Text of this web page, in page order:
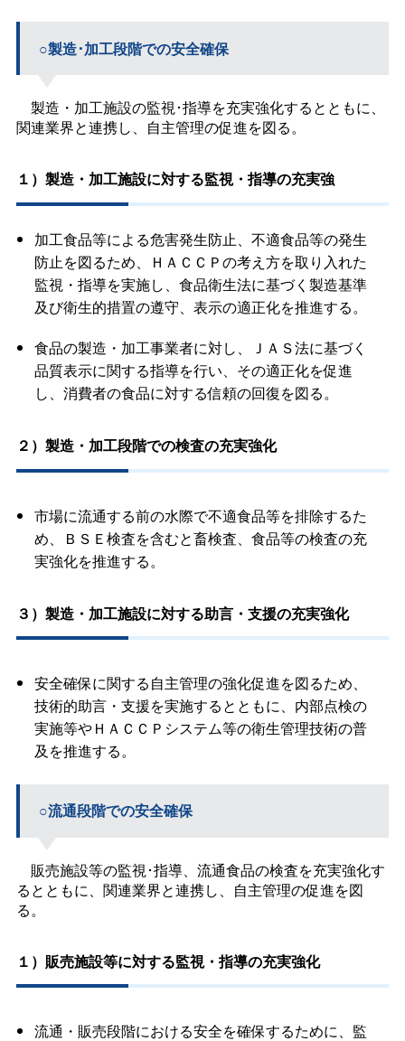
○製造･加工段階での安全確保
製造・加工施設の監視･指導を充実強化するとともに、
関連業界と連携し、自主管理の促進を図る。
１）製造・加工施設に対する監視・指導の充実強
加工食品等による危害発生防止、不適食品等の発生
防止を図るため、ＨＡＣＣＰの考え方を取り入れた
監視・指導を実施し、食品衛生法に基づく製造基準
及び衛生的措置の遵守、表示の適正化を推進する。
食品の製造・加工事業者に対し、ＪＡＳ法に基づく
品質表示に関する指導を行い、その適正化を促進
し、消費者の食品に対する信頼の回復を図る。
２）製造・加工段階での検査の充実強化
市場に流通する前の水際で不適食品等を排除するた
め、ＢＳＥ検査を含むと畜検査、食品等の検査の充
実強化を推進する。
３）製造・加工施設に対する助言・支援の充実強化
安全確保に関する自主管理の強化促進を図るため、
技術的助言・支援を実施するとともに、内部点検の
実施等やＨＡＣＣＰシステム等の衛生管理技術の普
及を推進する。
○流通段階での安全確保
販売施設等の監視･指導、流通食品の検査を充実強化す
るとともに、関連業界と連携し、自主管理の促進を図
る。
１）販売施設等に対する監視・指導の充実強化
流通・販売段階における安全を確保するために、監